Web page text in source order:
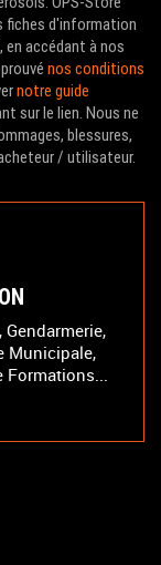
fiches d'information
accédant à nos
nos conditions
notre guide
sur le lien. Nous ne
blessures,
/ utilisateur.
Municipale,
Formations...